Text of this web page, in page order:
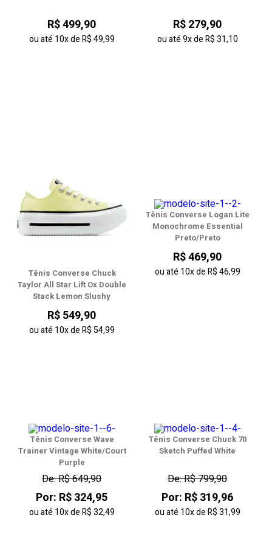
R$ 499,90
ou até 10xdeR$ 49,99
R$ 279,90
ou até9xdeR$ 31,10
Tênis Converse Chuck
Taylor All Star Lift Ox Double
Stack Lemon Slushy
R$ 549,90
ou até 10xdeR$ 54,99
Tênis Converse Logan Lite
Monochrome Essential
Preto/Preto
R$ 469,90
ou até 10xdeR$ 46,99
Tênis Converse Wave
Trainer Vintage White/Court
Purple
De: R$ 649,90
Por: R$ 324,95
ou até 10xdeR$ 32,49
Tênis Converse Chuck 70
Sketch Puffed White
De: R$ 799,90
Por: R$ 319,96
ou até 10xdeR$ 31,99